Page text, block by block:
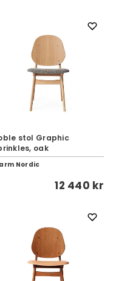
stol Graphic
oak
Nordic
12 440 kr